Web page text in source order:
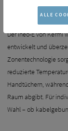
Der Ineo-E von
entwickelt und
Zonentechnologie
reduzierte
Handtüchern,
Raum abgibt. Für
Wahl – ob
ALLE